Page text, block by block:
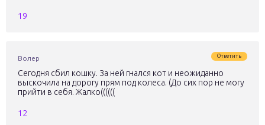
19
Волер Ответить
Сегодня сбил кошку. За ней гнался кот и неожиданно
выскочила на дорогу прям под колеса. (До сих пор не могу
прийти в себя. Жалко((((((
12